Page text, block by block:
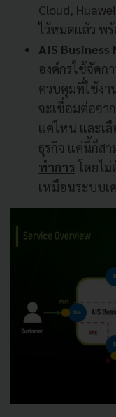
Cloud,
ไว้หมดแล้ว พ
AIS
องค์กรใช้จัดก
ควบคุมที่ใช้งา
จะเชื่อมต่อจา
แค่ไหน และเ
ธุรกิจ แค่นี้ก็สา
ทำการ โดยไ
เหมือนระบบเ